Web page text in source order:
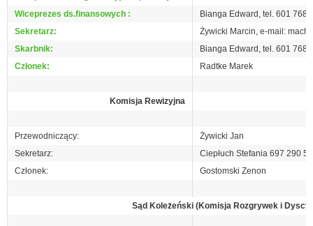
Wiceprezes ds.finansowych :
Bianga Edward, tel. 601 768
Sekretarz:
Żywicki Marcin, e-mail:
Skarbnik:
Bianga Edward, tel. 601 768
Członek:
Radtke Marek
Komisja Rewizyjna
Przewodniczący:
Żywicki Jan
Sekretarz:
Ciepłuch Stefania 697 290
Członek:
Gostomski Zenon
Sąd Koleżeński (Komisja Rozgrywek i